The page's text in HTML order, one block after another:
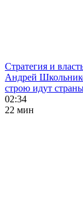
Стратегия и
Андрей
строю идут
02:34
22 мин